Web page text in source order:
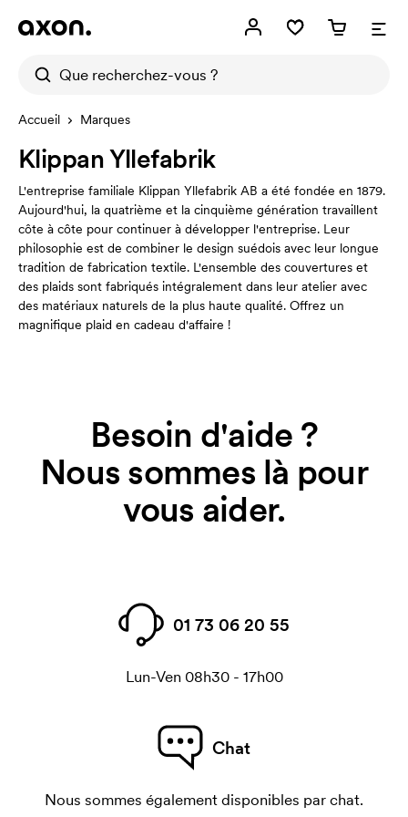
Accueil Marques
Klippan Yllefabrik
L'entreprise familiale Klippan Yllefabrik AB a été fondée en 1879.
Aujourd'hui, la quatrième et la cinquième génération travaillent
côte à côte pour continuer à développer l'entreprise. Leur
philosophie est de combiner le design suédois avec leur longue
tradition de fabrication textile. L'ensemble des couvertures et
des plaids sont fabriqués intégralement dans leur atelier avec
des matériaux naturels de la plus haute qualité. Offrez un
magnifique plaid en cadeau d'affaire !
Besoin d'aide ?
Nous sommes là pour
vous aider.
01 73 06 20 55
Lun-Ven 08h30 - 17h00
Chat
Nous sommes également disponibles par chat.